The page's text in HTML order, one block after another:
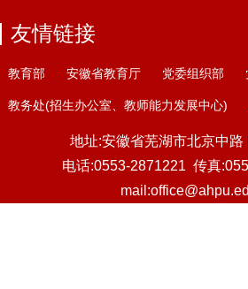
友情链接
教育部 安徽省教育厅 党委组织部
教务处(招生办公室 教师能力发展中心)
地址:安徽省芜湖市北京中路
电话:0553-2871221 传真